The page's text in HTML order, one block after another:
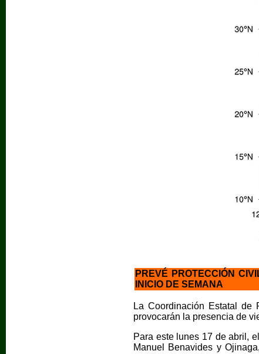
PREVÉ PROTECCIÓN
INICIO DE SEMANA
La Coordinación Estatal de
provocarán la presencia de
Para este lunes 17 de abril,
Manuel Benavides y